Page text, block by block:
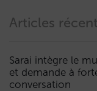
Articles
Sarai intègre le
et demande à
conversation